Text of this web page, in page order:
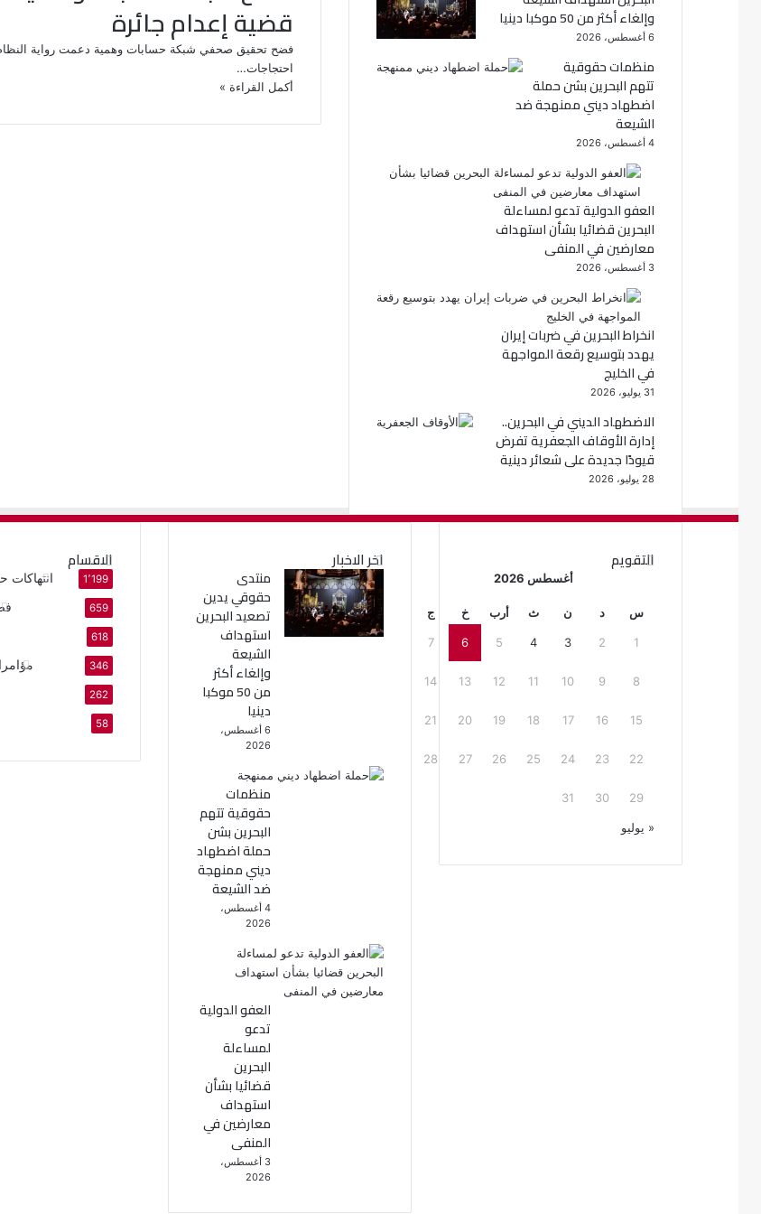
قضية إعدام جائرة
فضح تحقيق صحفي شبكة حسابات وهمية دعمت رواية
احتجاجات…
أكمل القراءة »
وإلغاء أكثر من 50 موكبا دينيا
6 أغسطس، 2026
منظمات حقوقية
تتهم البحرين بشن حملة
اضطهاد ديني ممنهجة ضد
الشيعة
4 أغسطس، 2026
العفو الدولية تدعو لمساءلة
البحرين قضائيا بشأن استهداف
معارضين في المنفى
3 أغسطس، 2026
انخراط البحرين في ضربات إيران
يهدد بتوسيع رقعة المواجهة
في الخليج
31 يوليو، 2026
الاضطهاد الديني في البحرين..
إدارة الأوقاف الجعفرية تفرض
قيودًا جديدة على شعائر دينية
28 يوليو، 2026
الاقسام
انتهاكات 1٬199
659
618
346
262
58
اخر الاخبار
منتدى
حقوقي يدين
تصعيد البحرين
استهداف
الشيعة
وإلغاء أكثر
من 50 موكبا
دينيا
6 أغسطس،
2026
منظمات
حقوقية تتهم
البحرين بشن
حملة اضطهاد
ديني ممنهجة
ضد الشيعة
4 أغسطس،
2026
العفو الدولية
تدعو
لمساءلة
البحرين
قضائيا بشأن
استهداف
معارضين في
المنفى
3 أغسطس،
2026
التقويم
أغسطس 2026
س د ن ث أرب خ ج
1
2
3
4
5
6
7
8
9
10
11
12
13
14
15
16
17
18
19
20
21
22
23
24
25
26
27
28
29
30
31
« يوليو